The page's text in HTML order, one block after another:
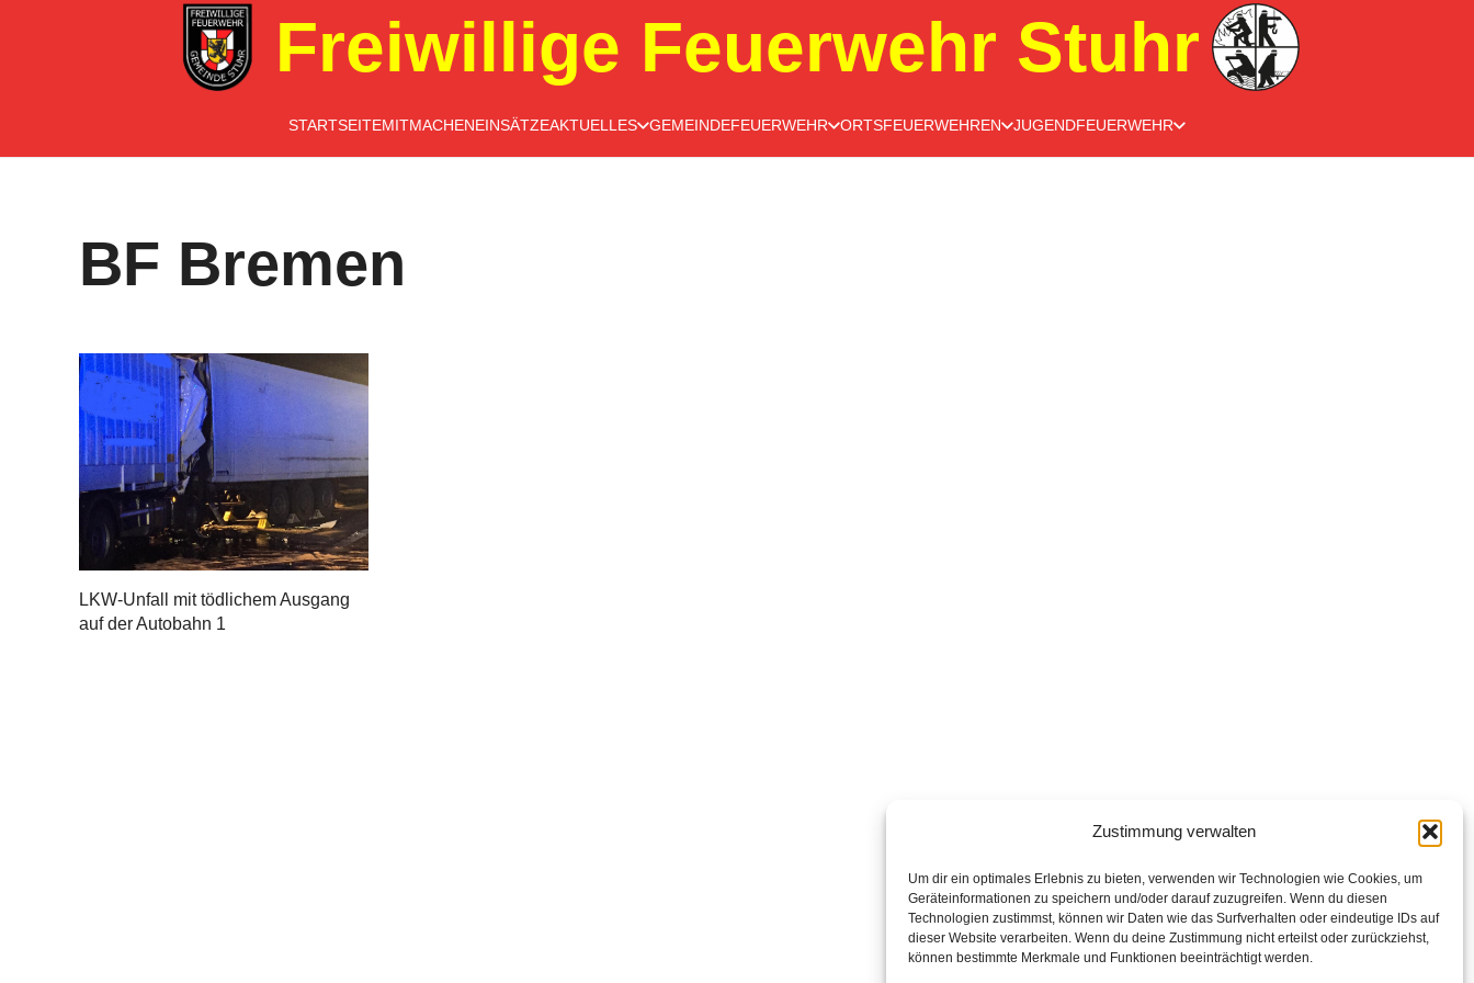
Zustimmung verwalten
Um dir ein optimales Erlebnis zu bieten, verwenden wir Technologien wie Cookies, um
Geräteinformationen zu speichern und/oder darauf zuzugreifen. Wenn du diesen
Technologien zustimmst, können wir Daten wie das Surfverhalten oder eindeutige IDs auf
dieser Website verarbeiten. Wenn du deine Zustimmung nicht erteilst oder zurückziehst,
können bestimmte Merkmale und Funktionen beeinträchtigt werden.
Freiwillige Feuerwehr Stuhr
STARTSEITEMITMACHENEINSÄTZEAKTUELLES GEMEINDEFEUERWEHR ORTSFEUERWEHREN JUGENDFEUERWEHR
BF Bremen
LKW-Unfall mit tödlichem Ausgang
auf der Autobahn 1